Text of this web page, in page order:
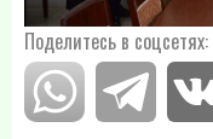
Поделитесь в соцсетях: